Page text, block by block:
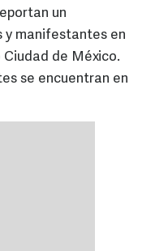
un
manifestantes en
Ciudad de México.
se encuentran en